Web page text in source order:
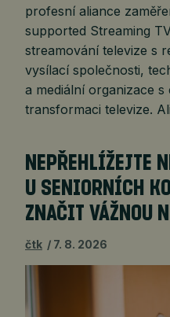
profesní aliance
supported Streaming
streamování televize s
vysílací společnosti,
a mediální organizace
transformaci televize.
NEPŘEHLÍŽEJTE
U SENIORNÍCH
ZNAČIT VÁŽNOU
čtk 7. 8. 2026